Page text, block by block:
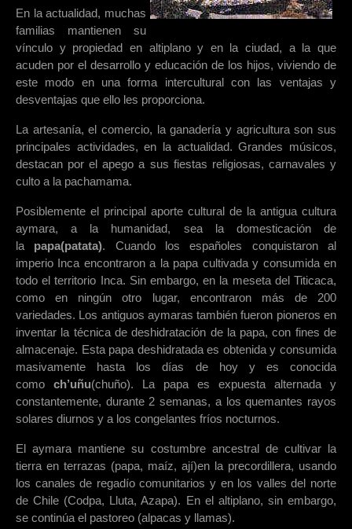
En la actualidad, muchas
familias mantienen su
vínculo y propiedad en altiplano y en la ciudad, a la que
acuden por el desarrollo y educación de los hijos, viviendo de
este modo en una forma intercultural con las ventajas y
desventajas que ello les proporciona.
La artesanía, el comercio, la ganadería y agricultura son sus
principales actividades, en la actualidad. Grandes músicos,
destacan por el apego a sus fiestas religiosas, carnavales y
culto a la pachamama.
Posiblemente el principal aporte cultural de la antigua cultura
aymara, a la humanidad, sea la domesticación de
la papa(patata). Cuando los españoles conquistaron al
imperio Inca encontraron a la papa cultivada y consumida en
todo el territorio Inca. Sin embargo, en la meseta del Titicaca,
como en ningún otro lugar, encontraron más de 200
variedades. Los antiguos aymaras también fueron pioneros en
inventar la técnica de deshidratación de la papa, con fines de
almacenaje. Esta papa deshidratada es obtenida y consumida
masivamente hasta los días de hoy y es conocida
como ch’uñu(chuño). La papa es expuesta alternada y
constantemente, durante 2 semanas, a los quemantes rayos
solares diurnos y a los congelantes fríos nocturnos.
El aymara mantiene su costumbre ancestral de cultivar la
tierra en terrazas (papa, maíz, ají)en la precordillera, usando
los canales de regadío comunitarios y en los valles del norte
de Chile (Codpa, Lluta, Azapa). En el altiplano, sin embargo,
se continúa el pastoreo (alpacas y llamas).